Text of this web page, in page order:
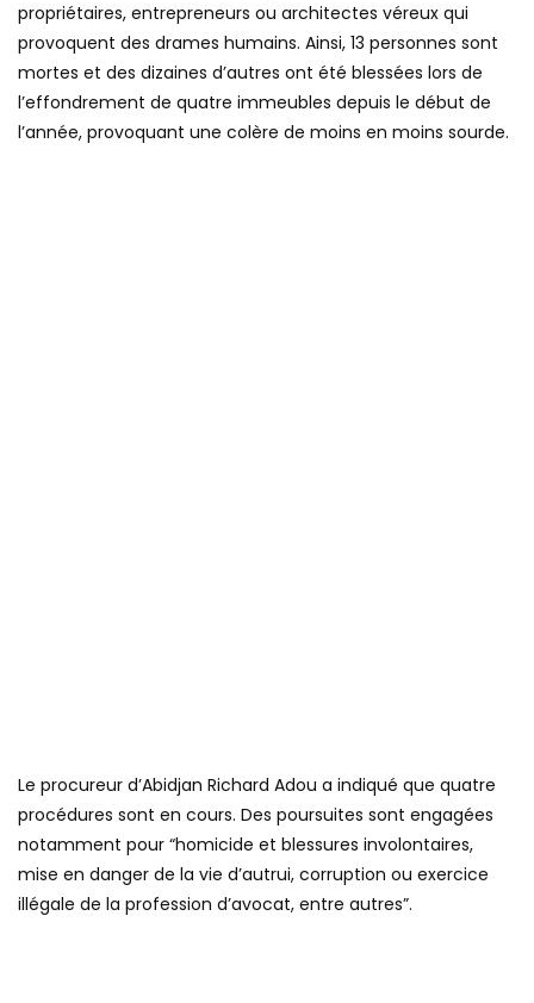
propriétaires, entrepreneurs ou architectes véreux qui
provoquent des drames humains. Ainsi, 13 personnes sont
mortes et des dizaines d’autres ont été blessées lors de
l’effondrement de quatre immeubles depuis le début de
l’année, provoquant une colère de moins en moins sourde.
Le procureur d’Abidjan Richard Adou a indiqué que quatre
procédures sont en cours. Des poursuites sont engagées
notamment pour “homicide et blessures involontaires,
mise en danger de la vie d’autrui, corruption ou exercice
illégale de la profession d’avocat, entre autres”.